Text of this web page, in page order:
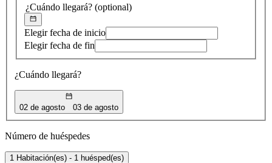
¿Cuándo llegará? (optional)
Elegir fecha de inicio
Elegir fecha de fin
¿Cuándo llegará?
02 de agosto 03 de agosto
Número de huéspedes
1 Habitación(es) - 1 huésped(es)